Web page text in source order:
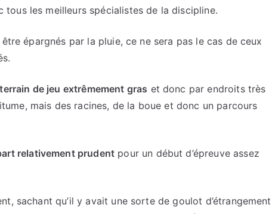
les meilleurs spécialistes de la discipline.
épargnés par la pluie, ce ne sera pas le cas de ceux
de jeu extrêmement gras et donc par endroits très
mais des racines, de la boue et donc un parcours
relativement prudent pour un début d’épreuve assez
sachant qu’il y avait une sorte de goulot d’étrangement